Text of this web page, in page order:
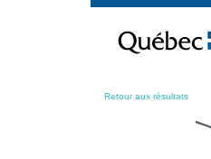
contenu
Retour aux résultats